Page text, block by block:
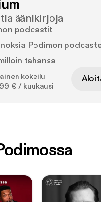
äänikirjoja
podcastit
Podimon
tahansa
kokeilu
€ / kuukausi